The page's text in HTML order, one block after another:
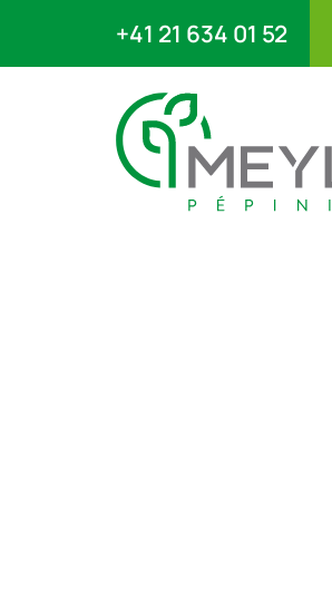
+41 21 634 01 52